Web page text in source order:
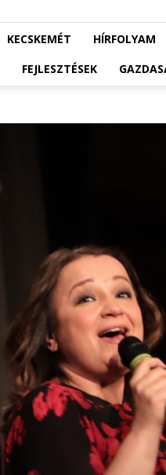
KECSKEMÉT HÍRFOLYAM
FEJLESZTÉSEK